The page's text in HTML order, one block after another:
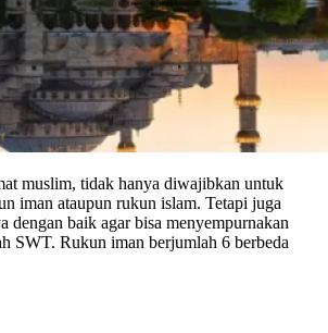
muslim, tidak hanya diwajibkan untuk
iman ataupun rukun islam. Tetapi juga
dengan baik agar bisa menyempurnakan
SWT. Rukun iman berjumlah 6 berbeda